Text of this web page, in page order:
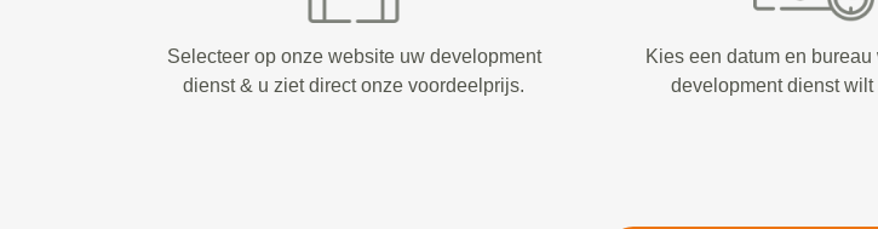
Selecteer op onze website uw development
dienst & u ziet direct onze voordeelprijs.
Kies een datum en
development dienst wilt